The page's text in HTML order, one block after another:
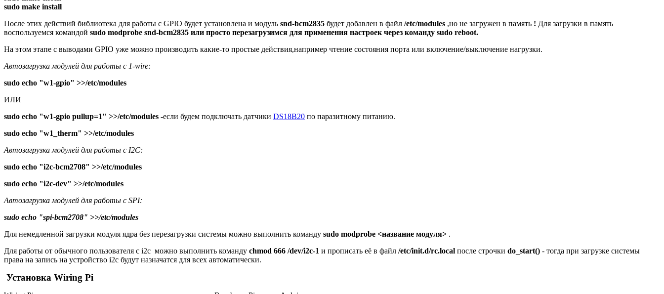
sudo make install
После этих действий библиотека для работы с GPIO будет установлена и модуль snd-bcm2835 будет добавлен в файл /etc/modules ,но не загружен в память ! Для загрузки в память
воспользуемся командой sudo modprobe snd-bcm2835 или просто перезагрузимся для применения настроек через команду sudo reboot.
На этом этапе с выводами GPIO уже можно производить какие-то простые действия,например чтение состояния порта или включение/выключение нагрузки.
Автозагрузка модулей для работы с 1-wire:
sudo echo "w1-gpio" >>/etc/modules
ИЛИ
sudo echo "w1-gpio pullup=1" >>/etc/modules -если будем подключать датчики DS18B20 по паразитному питанию.
sudo echo "w1_therm" >>/etc/modules
Автозагрузка модулей для работы с I2C:
sudo echo "i2c-bcm2708" >>/etc/modules
sudo echo "i2c-dev" >>/etc/modules
Автозагрузка модулей для работы с SPI:
sudo echo "spi-bcm2708" >>/etc/modules
Для немедленной загрузки модуля ядра без перезагрузки системы можно выполнить команду sudo modprobe <название модуля> .
Для работы от обычного пользователя с i2c можно выполнить команду chmod 666 /dev/i2c-1 и прописать её в файл /etc/init.d/rc.local после строчки do_start() - тогда при загрузке системы
права на запись на устройство i2c будут назначатся для всех автоматически.
Установка Wiring Pi